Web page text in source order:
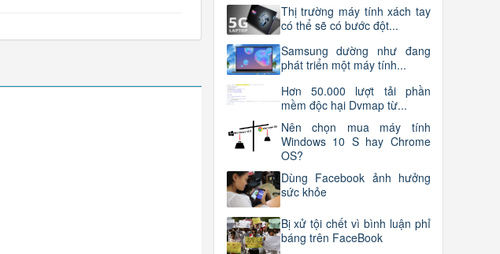
Thị trường máy tính xách tay
có thể sẽ có bước đột...
Samsung dường như đang
phát triển một máy tính...
Hơn 50.000 lượt tải phần
mềm độc hại Dvmap từ...
Nên chọn mua máy tính
Windows 10 S hay Chrome
OS?
Dùng Facebook ảnh hưởng
sức khỏe
Bị xử tội chết vì bình luận phỉ
báng trên FaceBook